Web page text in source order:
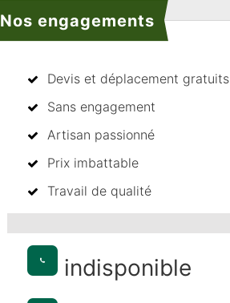
Nos engagements
Devis et déplacement gratuits
Sans engagement
Artisan passionné
Prix imbattable
Travail de qualité
indisponible